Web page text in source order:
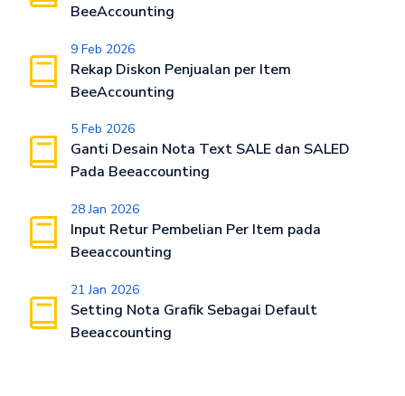
BeeAccounting
9 Feb 2026
Rekap Diskon Penjualan per Item
BeeAccounting
5 Feb 2026
Ganti Desain Nota Text SALE dan SALED
Pada Beeaccounting
28 Jan 2026
Input Retur Pembelian Per Item pada
Beeaccounting
21 Jan 2026
Setting Nota Grafik Sebagai Default
Beeaccounting